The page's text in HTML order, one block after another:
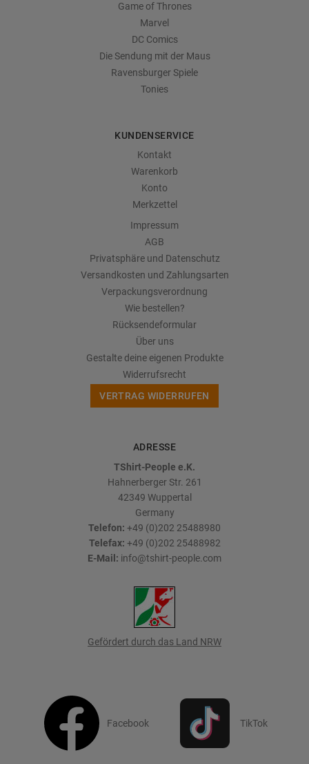
Game of Thrones
Marvel
DC Comics
Die Sendung mit der Maus
Ravensburger Spiele
Tonies
KUNDENSERVICE
Kontakt
Warenkorb
Konto
Merkzettel
Impressum
AGB
Privatsphäre und Datenschutz
Versandkosten und Zahlungsarten
Verpackungsverordnung
Wie bestellen?
Rücksendeformular
Über uns
Gestalte deine eigenen Produkte
Widerrufsrecht
VERTRAG WIDERRUFEN
ADRESSE
TShirt-People e.K.
Hahnerberger Str. 261
42349 Wuppertal
Germany
Telefon: +49 (0)202 25488980
Telefax: +49 (0)202 25488982
E-Mail: info@tshirt-people.com
Gefördert durch das Land NRW
Facebook TikTok